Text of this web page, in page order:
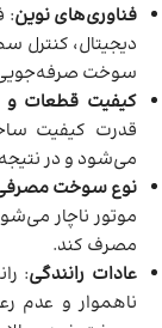
فناوری‌های نوین:
دیجیتال، کنترل
سوخت
کیفیت قطعات و
قدرت کیفیت
می‌شود و در
نوع سوخت
موتور ناچار
مصرف کند.
عادات رانندگی:
ناهموار و عدم